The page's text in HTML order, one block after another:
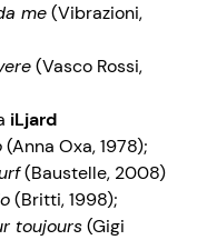
me(Vibrazioni,
(Vasco Rossi,
iLjard
(Anna Oxa, 1978);
(Baustelle, 2008)
(Britti, 1998);
toujours(Gigi